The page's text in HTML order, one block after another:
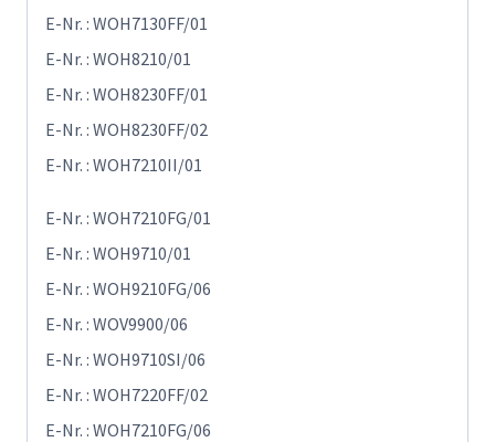
E-Nr. : WOH7130FF/01
E-Nr. : WOH8210/01
E-Nr. : WOH8230FF/01
E-Nr. : WOH8230FF/02
E-Nr. : WOH7210II/01
E-Nr. : WOH7210FG/01
E-Nr. : WOH9710/01
E-Nr. : WOH9210FG/06
E-Nr. : WOV9900/06
E-Nr. : WOH9710SI/06
E-Nr. : WOH7220FF/02
E-Nr. : WOH7210FG/06